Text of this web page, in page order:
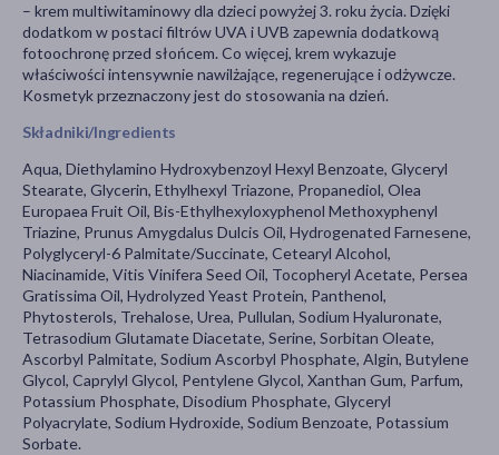
– krem multiwitaminowy dla dzieci powyżej 3. roku życia. Dzięki
dodatkom w postaci filtrów UVA i UVB zapewnia dodatkową
fotoochronę przed słońcem. Co więcej, krem wykazuje
właściwości intensywnie nawilżające, regenerujące i odżywcze.
Kosmetyk przeznaczony jest do stosowania na dzień.
Składniki/Ingredients
Aqua, Diethylamino Hydroxybenzoyl Hexyl Benzoate, Glyceryl
Stearate, Glycerin, Ethylhexyl Triazone, Propanediol, Olea
Europaea Fruit Oil, Bis-Ethylhexyloxyphenol Methoxyphenyl
Triazine, Prunus Amygdalus Dulcis Oil, Hydrogenated Farnesene,
Polyglyceryl-6 Palmitate/Succinate, Cetearyl Alcohol,
Niacinamide, Vitis Vinifera Seed Oil, Tocopheryl Acetate, Persea
Gratissima Oil, Hydrolyzed Yeast Protein, Panthenol,
Phytosterols, Trehalose, Urea, Pullulan, Sodium Hyaluronate,
Tetrasodium Glutamate Diacetate, Serine, Sorbitan Oleate,
Ascorbyl Palmitate, Sodium Ascorbyl Phosphate, Algin, Butylene
Glycol, Caprylyl Glycol, Pentylene Glycol, Xanthan Gum, Parfum,
Potassium Phosphate, Disodium Phosphate, Glyceryl
Polyacrylate, Sodium Hydroxide, Sodium Benzoate, Potassium
Sorbate.